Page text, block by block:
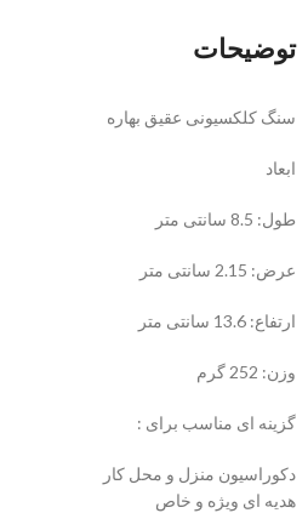
توضیحات
سنگ کلکسیونی عقیق بهاره
ابعاد
طول: 8.5 سانتی متر
عرض: 2.15 سانتی متر
ارتفاع: 13.6 سانتی متر
وزن: 252 گرم
گزینه ای مناسب برای :
دکوراسیون منزل و محل کار
هدیه ای ویژه و خاص